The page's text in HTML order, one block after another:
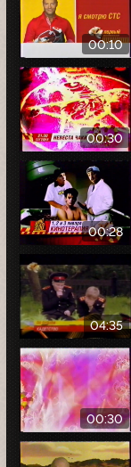
00:10
00:30
00:28
04:35
00:30